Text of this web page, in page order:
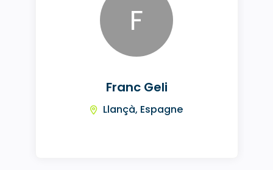
F
Franc Geli
Llançà, Espagne